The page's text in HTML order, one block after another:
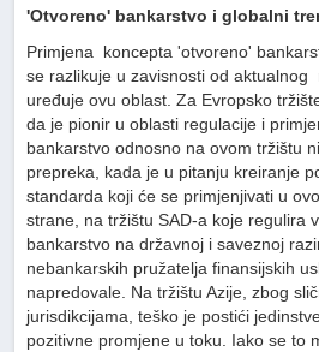
'Otvoreno' bankarstvo i globalni
Primjena koncepta 'otvoreno'
se razlikuje u zavisnosti od
uređuje ovu oblast. Za Evropsko
da je pionir u oblasti regulacije i
bankarstvo odnosno na ovom tržištu
prepreka, kada je u pitanju kreiranje
standarda koji će se primjenjivati u
strane, na tržištu SAD-a koje regulira
bankarstvo na državnoj i saveznoj
nebankarskih pružatelja finansijskih
napredovale. Na tržištu Azije, zbog
jurisdikcijama, teško je postići
pozitivne promjene u toku. Iako se to